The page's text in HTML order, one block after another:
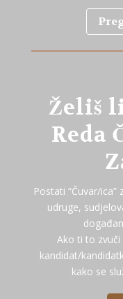
Želiš
Reda
Postati “Čuvar/
udruge,
Ako ti to
kandidat/
kako se